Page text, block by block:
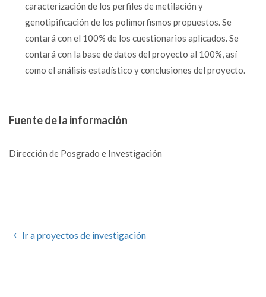
caracterización de los perfiles de metilación y
genotipificación de los polimorfismos propuestos. Se
contará con el 100% de los cuestionarios aplicados. Se
contará con la base de datos del proyecto al 100%, así
como el análisis estadístico y conclusiones del proyecto.
Fuente de la información
Dirección de Posgrado e Investigación
Ir a proyectos de investigación